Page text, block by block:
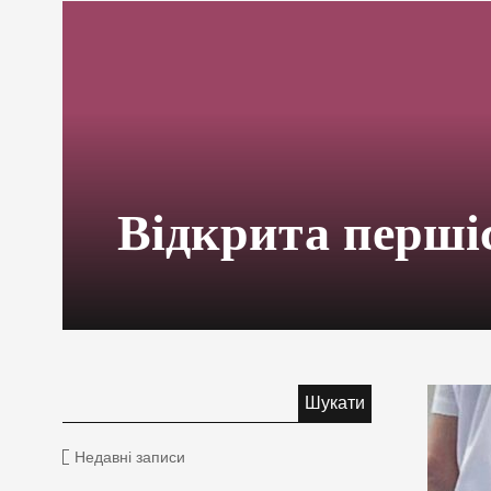
Відкрита
Недавні записи